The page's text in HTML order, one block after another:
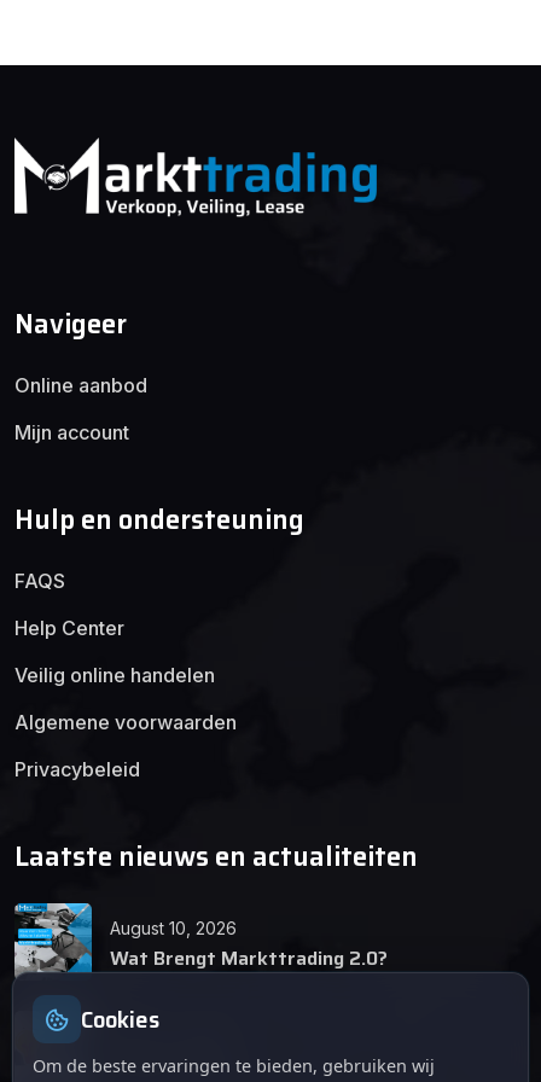
Navigeer
Online aanbod
Mijn account
Hulp en ondersteuning
FAQS
Help Center
Veilig online handelen
Algemene voorwaarden
Privacybeleid
Laatste nieuws en actualiteiten
August 10, 2026
Wat Brengt Markttrading 2.0?
Tips en Tricks
Cookies
Om de beste ervaringen te bieden, gebruiken wij